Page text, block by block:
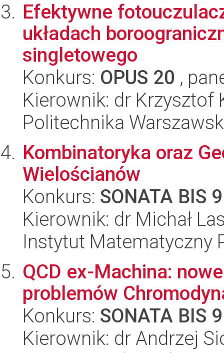
Efektywne
układach
singletowego
Konkurs: OPUS 20 ,
Kierownik: dr Krzysztof
Politechnika
Kombinatoryka oraz
Wielościanów
Konkurs: SONATA BIS 9
Kierownik: dr Michał
Instytut Matematyczny
QCD ex-Machina:
problemów
Konkurs: SONATA BIS 9
Kierownik: dr Andrzej